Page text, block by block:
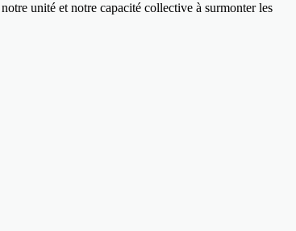
unité et notre capacité collective à surmonter les